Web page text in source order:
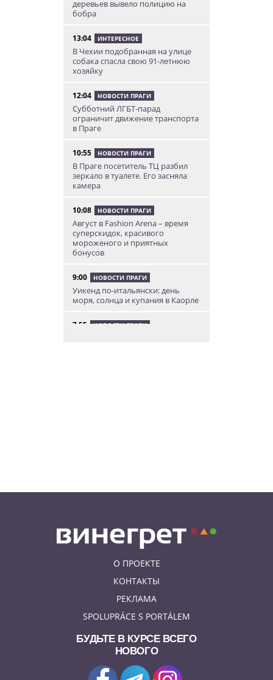
деревьев вывело полицию на
бобра
13:04 ИНТЕРЕСНОЕ
В Чехии подобранная на улице
собака спасла свою 91-летнюю
хозяйку
12:04 НОВОСТИ ПРАГИ
Субботний ЛГБТ-парад
ограничит движение транспорта
в Праге
10:55 НОВОСТИ ПРАГИ
В Праге посетитель ТЦ разбил
зеркало в туалете. Его засняла
камера
10:08 НОВОСТИ ПРАГИ
Август в Fashion Arena – время
суперскидок, красивого
мороженого и приятных
бонусов
9:00 НОВОСТИ ПРАГИ
Уикенд по-итальянски: день
моря, солнца и купания в Каорле
7:55 НОВОСТИ ПРАГИ
О ПРОЕКТЕ
КОНТАКТЫ
РЕКЛАМА
SPOLUPRÁCE S PORTÁLEM
БУДЬТЕ В КУРСЕ ВСЕГО
НОВОГО